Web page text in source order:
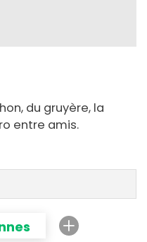
du gruyère, la
entre amis.